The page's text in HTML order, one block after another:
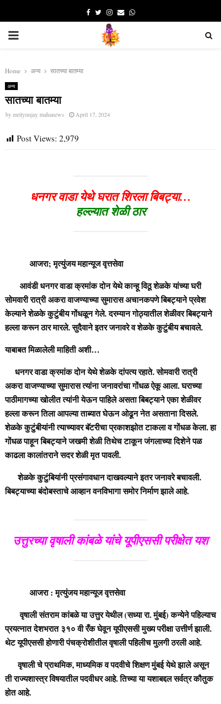
Facebook
TwitterInstagram
EmailWhatsapp
PRIMARY
Home अन्य सातच्या बातम्या
अन्य
सातच्या बातम्या
by mrityunjay mahanews April 17, 2024
Post Views: 2,979
धनगर वाडा येथे घरात शिरला बिबट्या…
हल्ल्यात शेळी ठार
आजरा; मृत्युंजय महान्यूज वृत्तसेवा
आवंडी धनगर वाडा क्रमांक दोन येथे कान्हू विठू शेळके यांच्या घरी
सोमवारी रात्री अकरा वाजण्याच्या सुमारास अचानकपणे बिबट्याने प्रवेश
केल्याने शेळके कुटुंबीय गोंधळून गेले. दरम्यान गोठ्यातील शेळीवर बिबट्याने
हल्ला करून ठार मारले. सुदैवाने इतर जनावरे व शेळके कुटुंबीय बचावले.
याबाबत मिळालेली माहिती अशी…
धनगर वाडा क्रमांक दोन येथे शेळके दांपत्य रहाते. सोमवारी रात्री
अकरा वाजण्याच्या सुमारास त्यांना जनावरांचा गोंधळ ऐकू आला. घराच्या
पाठीमागच्या खोलीत त्यांनी येऊन पाहिले असता बिबट्याने एका शेळीवर
हल्ला करून तिला आपल्या ताब्यात घेऊन ओढून नेत असताना दिसले.
शेळके कुटुंबीयांनी त्याच्यावर बॅटरीचा प्रकाशझोत टाकला व गोंधळ केला. हा
गोंधळ पाहून बिबट्याने जखमी शेळी तिथेच टाकून जंगलाच्या दिशेने पळ
काढला कालांतराने सदर शेळी मृत पावली.
शेळके कुटुंबियांनी प्रसंगावधान दाखवल्याने इतर जनावरे बचावली.
बिबट्याच्या बंदोबस्ताचे आव्हान वनविभागा समोर निर्माण झाले आहे.
उत्तुरच्या वृषाली कांबळे यांचे यूपीएससी परीक्षेत यश
आजरा : मृत्युंजय महान्यूज वृत्तसेवा
वृषाली संतराम कांबळे या उत्तुर येथील (सध्या रा. मुंबई) कन्येने पहिल्याच
प्रयत्नात देशभरात ३१० वी रँक घेवून यूपीएससी मुख्य परीक्षा उत्तीर्ण झाली.
थेट यूपीएससी होणारी पंचक्रोशीतील वृषाली पहिलीच मुलगी ठरली आहे.
वृषाली चे प्राथमिक, माध्यमिक व पदवीचे शिक्षण मुंबई येथे झाले असून
ती राज्यशास्त्र विषयातील पदवीधर आहे. तिच्या या यशाबद्दल सर्वत्र कौतुक
होत आहे.